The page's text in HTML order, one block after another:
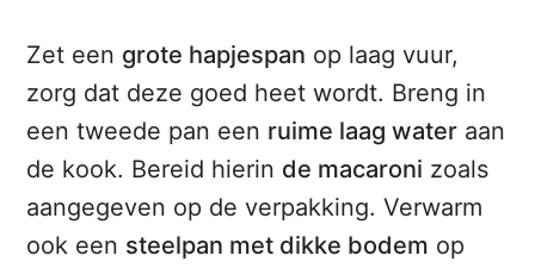
Zet een grote hapjespan op laag vuur,
zorg dat deze goed heet wordt. Breng in
een tweede pan een ruime laag water aan
de kook. Bereid hierin de macaroni zoals
aangegeven op de verpakking. Verwarm
ook een steelpan met dikke bodem op